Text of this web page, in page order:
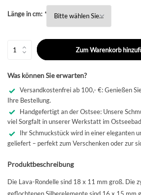
Länge in cm: *
Zum Warenkorb
Was können Sie erwarten?
Versandkostenfrei ab 100,- €: Genießen
Ihre Bestellung.
Handgefertigt an der Ostsee: Unsere
viel Sorgfalt in unserer Werkstatt im
Ihr Schmuckstück wird in einer eleganten
geliefert – perfekt zum Verschenken oder zur
Produktbeschreibung
Die Lava-Rondelle sind 18 x 11 mm groß. Die